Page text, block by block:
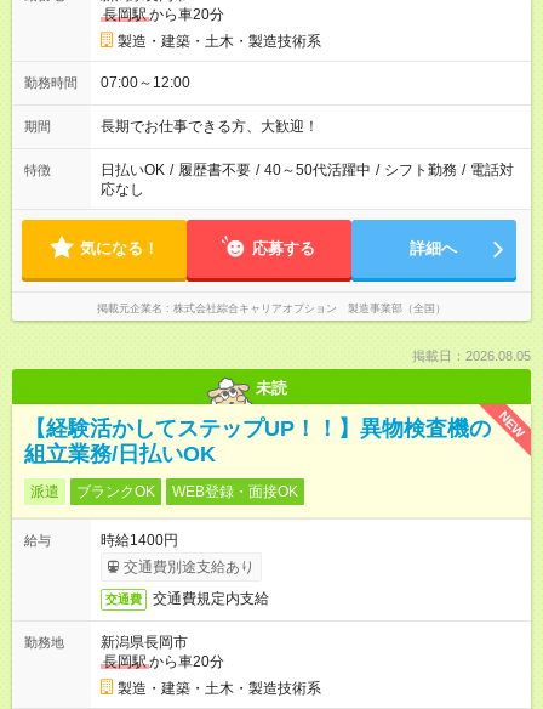
長岡駅から車20分
製造・建築・土木・製造技術系
勤務時間 07:00～12:00
期間 長期でお仕事できる方、大歓迎！
特徴 日払いOK / 履歴書不要 / 40～50代活躍中 / シフト勤務 / 電話対
応なし
気になる！ 応募する 詳細へ
掲載元企業名 株式会社綜合キャリアオプション 製造事業部（全国）
掲載日：2026.08.05
未読
NEW
【経験活かしてステップUP！！】異物検査機の
組立業務/日払いOK
派遣 ブランクOK WEB登録・面接OK
給与
時給1400円
交通費別途支給あり
交通費 交通費規定内支給
勤務地
新潟県長岡市
長岡駅から車20分
製造・建築・土木・製造技術系